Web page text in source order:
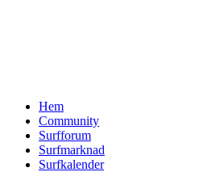
Hem
Community
Surfforum
Surfmarknad
Surfkalender